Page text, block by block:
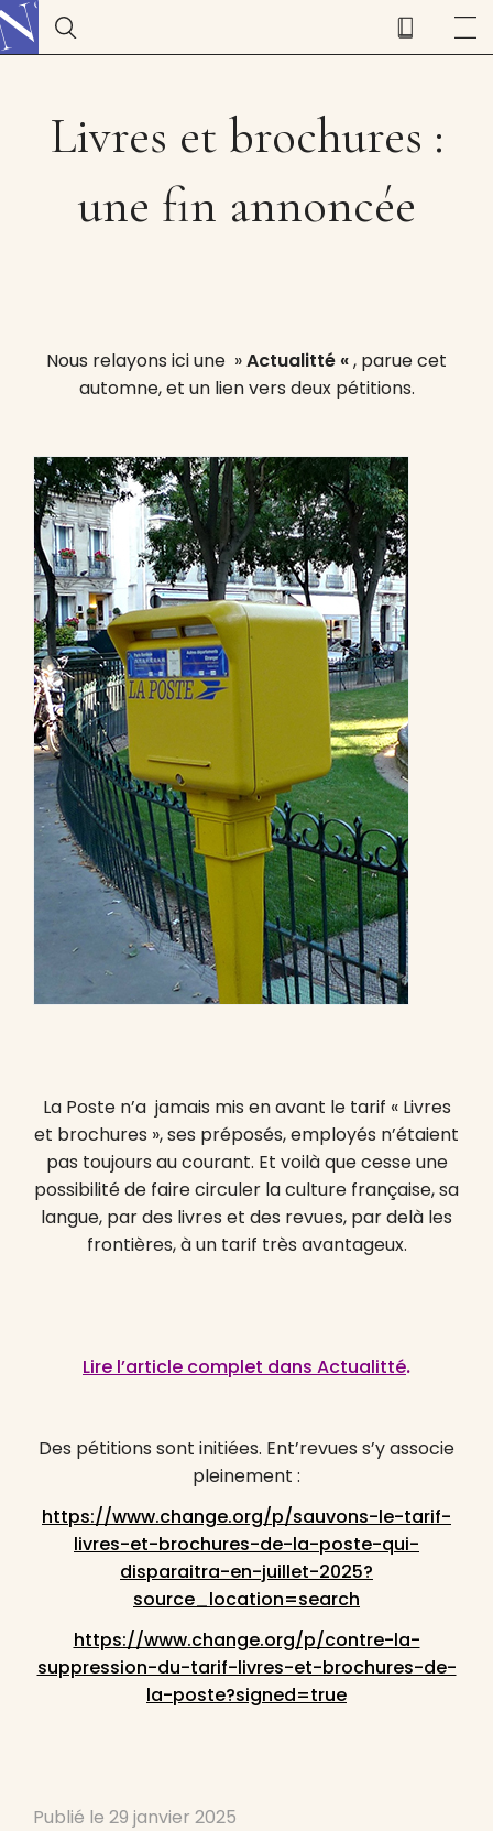
Livres et brochures :
une fin annoncée
Nous relayons ici une »Actualitté «, parue cet
automne, et un lien vers deux pétitions.
La Poste n’a jamais mis en avant le tarif « Livres
et brochures », ses préposés, employés n’étaient
pas toujours au courant. Et voilà que cesse une
possibilité de faire circuler la culture française, sa
langue, par des livres et des revues, par delà les
frontières, à un tarif très avantageux.
Lire l’article complet dans Actualitté.
Des pétitions sont initiées. Ent’revues s’y associe
pleinement :
https://www.change.org/p/sauvons-le-tarif-
livres-et-brochures-de-la-poste-qui-
disparaitra-en-juillet-2025?
source_location=search
https://www.change.org/p/contre-la-
suppression-du-tarif-livres-et-brochures-de-
la-poste?signed=true
Publié le 29 janvier 2025